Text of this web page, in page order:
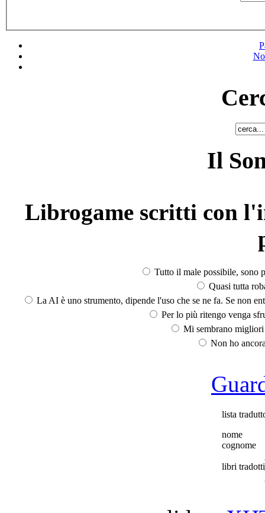
Il
Librogame scritti con
Tutto il male possibile, sono
Quasi tutta
La AI è uno strumento, dipende l'uso che se ne fa. Se non
Per lo più ritengo venga
Mi sembrano
Non ho
lista
nome
cognome
libri tradotti